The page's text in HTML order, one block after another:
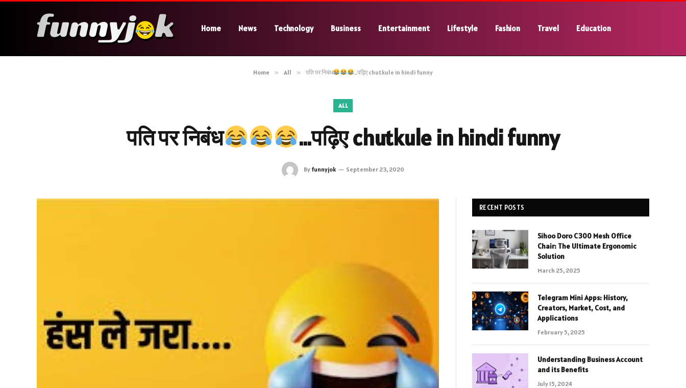
Home News Technology Business Entertainment Lifestyle Fashion Travel Education
Home » All » पति पर निबंध …पढ़िए chutkule in hindi funny
ALL
पति पर निबंध …पढ़िए chutkule in hindi funny
By funnyjok September 23, 2020
RECENT POSTS
Sihoo Doro C300 Mesh Office
Chair: The Ultimate Ergonomic
Solution
March 25, 2025
Telegram Mini Apps: History,
Creators, Market, Cost, and
Applications
February 5, 2025
Understanding Business Account
and its Benefits
July 15, 2024